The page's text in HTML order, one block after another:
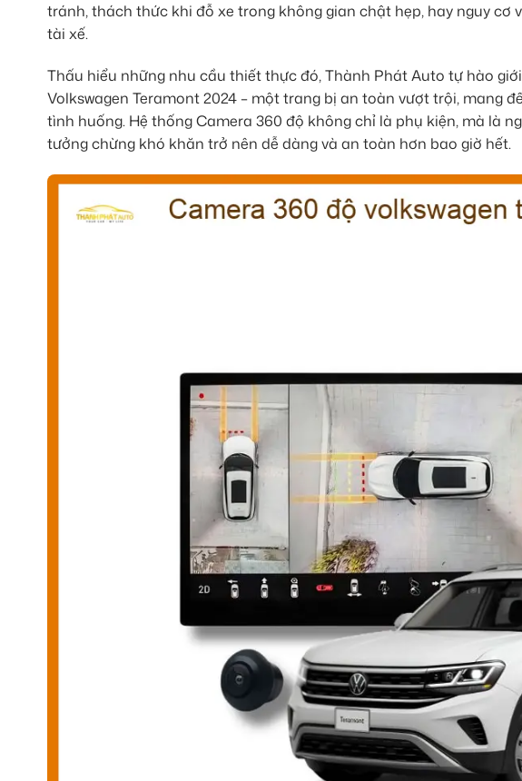
tránh, thách thức khi đỗ xe trong không gian chật hẹp, hay nguy
tài xế.
Thấu hiểu những nhu cầu thiết thực đó, Thành Phát Auto tự hào
Volkswagen Teramont 2024 – một trang bị an toàn vượt trội, mang
tình huống. Hệ thống Camera 360 độ không chỉ là phụ kiện, mà là
tưởng chừng khó khăn trở nên dễ dàng và an toàn hơn bao giờ hết.